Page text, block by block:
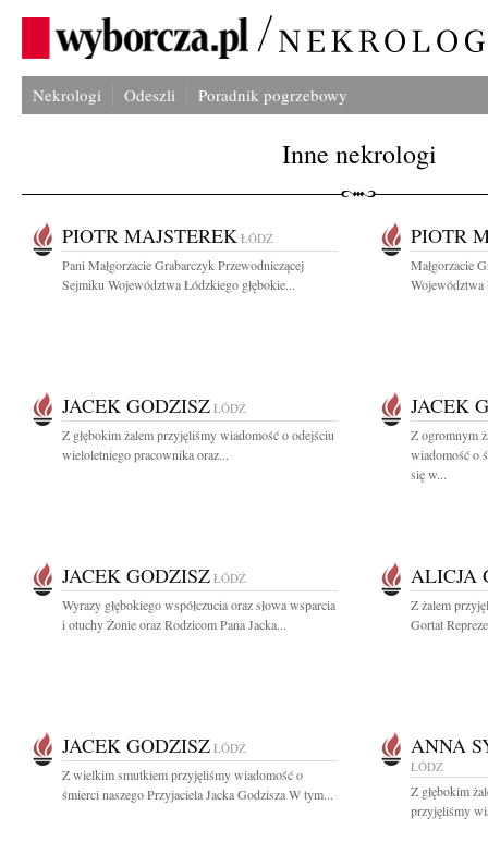
Nekrologi Odeszli Poradnik pogrzebowy
Inne nekrologi
PIOTR MAJSTEREK ŁÓDŹ
Pani Małgorzacie Grabarczyk Przewodniczącej
Sejmiku Województwa Łódzkiego głębokie...
PIOTR
Małgorzacie
Województwa
JACEK GODZISZ ŁÓDŹ
Z głębokim żalem przyjęliśmy wiadomość o odejściu
wieloletniego pracownika oraz...
JACEK
Z ogromnym
wiadomość o
się w...
JACEK GODZISZ ŁÓDŹ
Wyrazy głębokiego współczucia oraz słowa wsparcia
i otuchy Żonie oraz Rodzicom Pana Jacka...
ALICJA
Z żalem
Gortat
JACEK GODZISZ ŁÓDŹ
Z wielkim smutkiem przyjęliśmy wiadomość o
śmierci naszego Przyjaciela Jacka Godzisza W tym...
ANNA
ŁÓDŹ
Z głębokim
przyjęliśmy